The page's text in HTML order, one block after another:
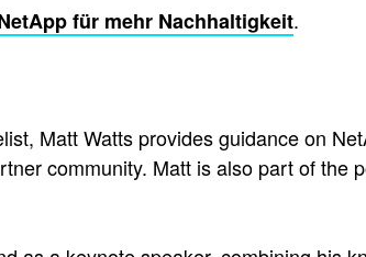
für mehr Nachhaltigkeit.
Matt Watts provides guidance on
community. Matt is also part of